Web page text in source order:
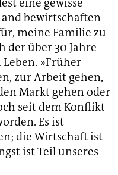
bewirtschaften
meine Familie zu
der über 30 Jahre
»Früher
zur Arbeit gehen,
Markt gehen oder
seit dem Konflikt
Es ist
die Wirtschaft ist
ist Teil unseres